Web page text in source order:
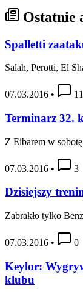
Ostatnie
Spalletti
Salah, Perotti, El
07.03.2016 • 11
Terminarz 32.
Z Eibarem w
07.03.2016 • 3
Dzisiejszy
Zabrakło tylko
07.03.2016 • 0
Keylor:
klubu